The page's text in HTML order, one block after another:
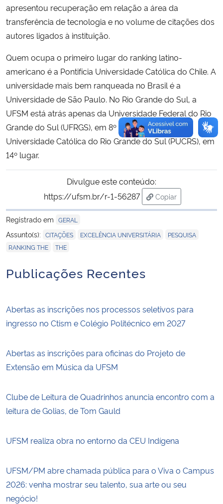
apresentou recuperação em relação a área da
transferência de tecnologia e no volume de citações dos
autores ligados à instituição.
Quem ocupa o primeiro lugar do ranking latino-
americano é a Pontifícia Universidade Católica do Chile. A
universidade mais bem ranqueada no Brasil é a
Universidade de São Paulo. No Rio Grande do Sul, a
UFSM está atrás apenas da Universidade Federal do Rio
Grande do Sul (UFRGS), em 8º lugar e a Pontifícia
Universidade Católica do Rio Grande do Sul (PUCRS), em
14º lugar.
Divulgue este conteúdo:
https://ufsm.br/r-1-56287
Copiar
para área de
Registrado em GERAL
Assunto(s): CITAÇÕES EXCELÊNCIA UNIVERSITÁRIA PESQUISA
RANKING THE THE
Publicações Recentes
Abertas as inscrições nos processos seletivos para
ingresso no Ctism e Colégio Politécnico em 2027
Abertas as inscrições para oficinas do Projeto de
Extensão em Música da UFSM
Clube de Leitura de Quadrinhos anuncia encontro com a
leitura de Golias, de Tom Gauld
UFSM realiza obra no entorno da CEU Indígena
UFSM/PM abre chamada pública para o Viva o Campus
2026: venha mostrar seu talento, sua arte ou seu
negócio!